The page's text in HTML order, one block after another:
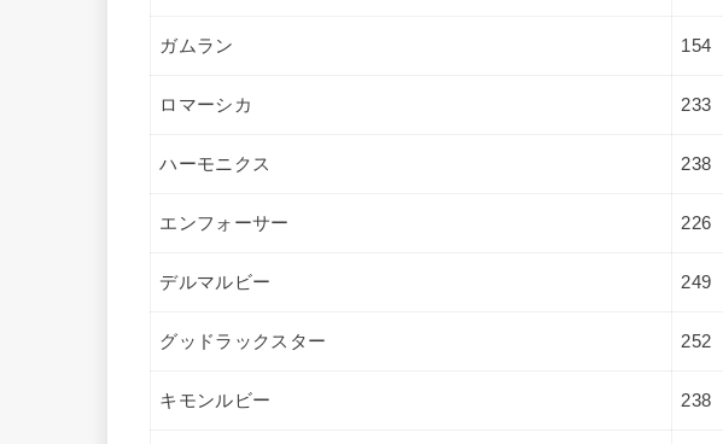
ガムラン 154
ロマーシカ 233
ハーモニクス 238
エンフォーサー 226
デルマルビー 249
グッドラックスター 252
キモンルビー 238